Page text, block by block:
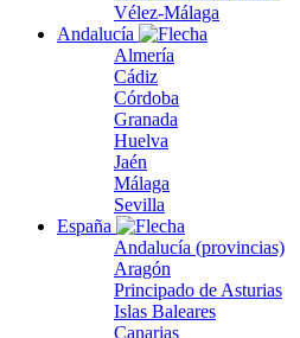
Vélez-Málaga
Andalucía
Almería
Cádiz
Córdoba
Granada
Huelva
Jaén
Málaga
Sevilla
España
Andalucía (provincias)
Aragón
Principado de Asturias
Islas Baleares
Canarias